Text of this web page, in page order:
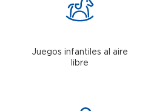
Juegos infantiles al aire
libre